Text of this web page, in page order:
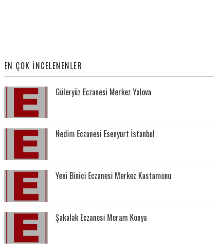
EN ÇOK İNCELENENLER
Güleryüz Eczanesi Merkez Yalova
Nedim Eczanesi Esenyurt İstanbul
Yeni Binici Eczanesi Merkez Kastamonu
Şakalak Eczanesi Meram Konya